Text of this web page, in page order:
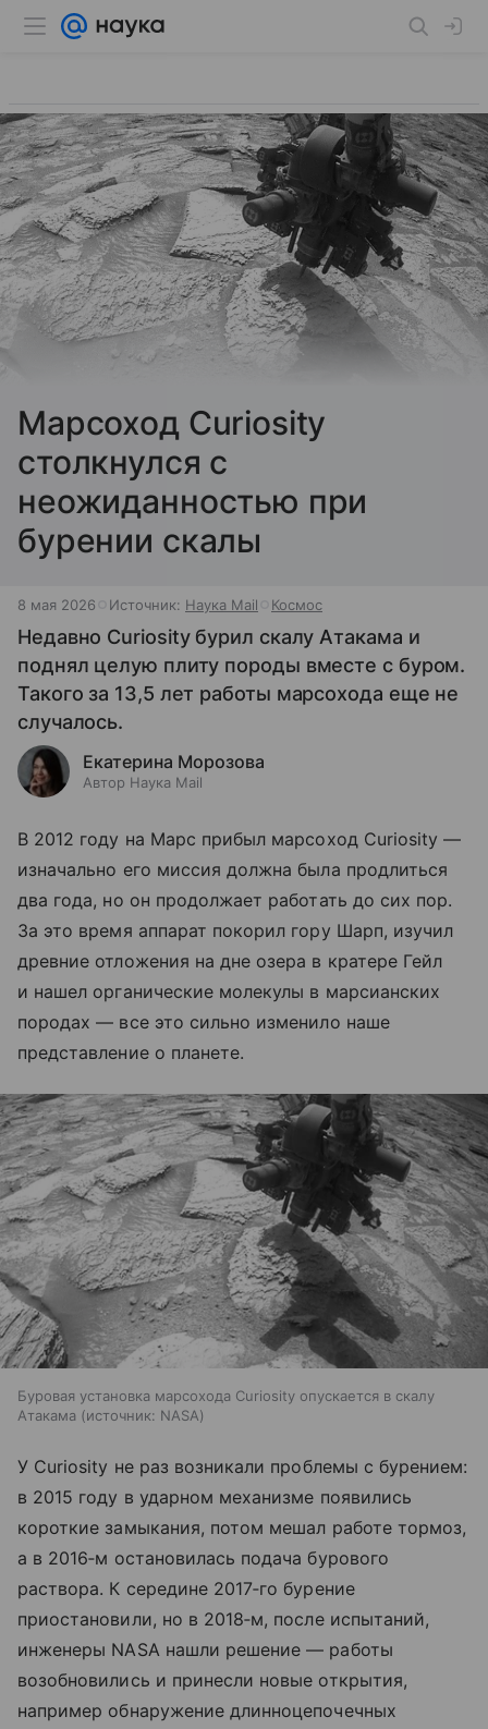
Марсоход Curiosity
столкнулся с
неожиданностью при
бурении скалы
8 мая 2026 Источник: Наука Mail Космос
Недавно Curiosity бурил скалу Атакама и
поднял целую плиту породы вместе с буром.
Такого за 13,5 лет работы марсохода еще не
случалось.
Екатерина Морозова
Автор Наука Mail
В 2012 году на Марс прибыл марсоход Curiosity —
изначально его миссия должна была продлиться
два года, но он продолжает работать до сих пор.
За это время аппарат покорил гору Шарп, изучил
древние отложения на дне озера в кратере Гейл
и нашел органические молекулы в марсианских
породах — все это сильно изменило наше
представление о планете.
Буровая установка марсохода Curiosity опускается в скалу
Атакама
источник: NASA
У Curiosity не раз возникали проблемы с бурением:
в 2015 году в ударном механизме появились
короткие замыкания, потом мешал работе тормоз,
а в 2016‑м остановилась подача бурового
раствора. К середине 2017‑го бурение
приостановили, но в 2018‑м, после испытаний,
инженеры NASA нашли решение — работы
возобновились и принесли новые открытия,
например обнаружение длинноцепочечных